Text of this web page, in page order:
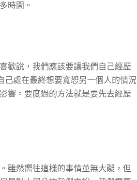
時間。
歡說，我們應該要讓我們自己經歷
處在最終想要寬恕另一個人的情況
響。要度過的方法就是要先去經歷
雖然嚮往這樣的事情並無大礙，但